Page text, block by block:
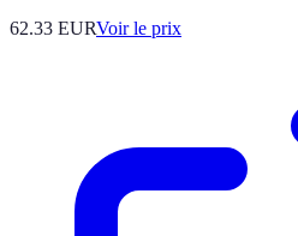
62.33 EURVoir le prix